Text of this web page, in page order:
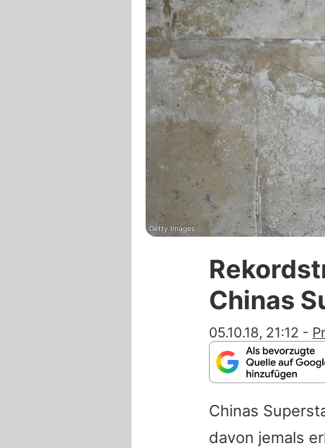
Getty Images
Chinas
05.10.18, 21:12 -
Chinas
davon jemals